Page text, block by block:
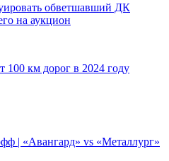
обветшавший ДК
на аукцион
100 км дорог в 2024 году
| «Авангард» vs «Металлург»